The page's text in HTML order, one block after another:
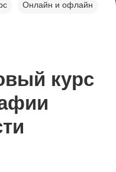
Онлайн и офлайн
курс